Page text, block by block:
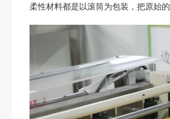
柔性材料都是以滚筒为包装，把原始